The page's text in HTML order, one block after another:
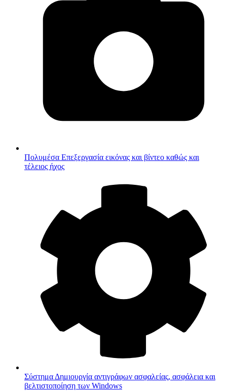
Πολυμέσα Επεξεργασία εικόνας και βίντεο καθώς και
τέλειος ήχος
Σύστημα Δημιουργία αντιγράφων ασφαλείας, ασφάλεια και
βελτιστοποίηση των Windows